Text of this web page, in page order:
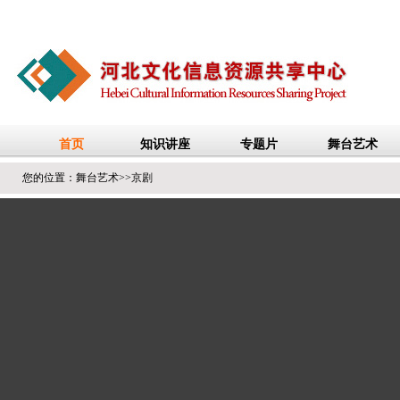
您的位置： 舞台艺术>>京剧